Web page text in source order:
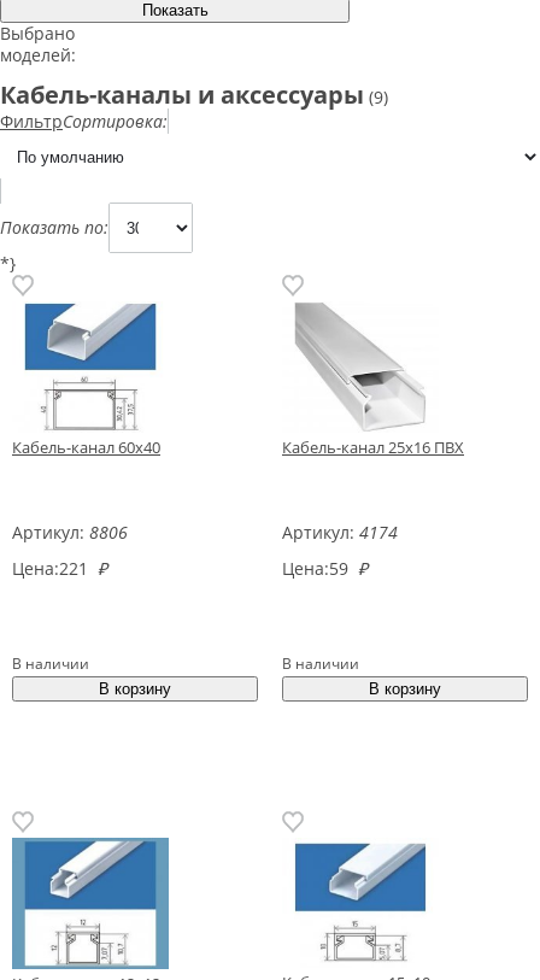
Выбрано
моделей:
Кабель-каналы и аксессуары (9)
ФильтрСортировка:
Показать по:
*}
Кабель-канал 60х40
Артикул: 8806
Цена:221 ₽
В наличии
Кабель-канал 25х16 ПВХ
Артикул: 4174
Цена:59 ₽
В наличии